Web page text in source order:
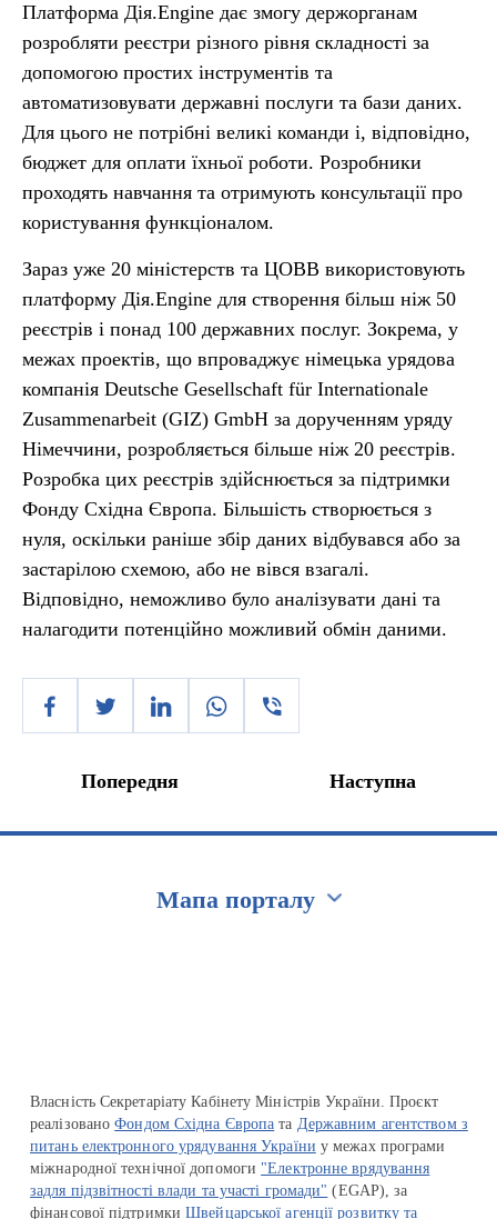
Платформа Дія.Engine дає змогу держорганам
розробляти реєстри різного рівня складності за
допомогою простих інструментів та
автоматизовувати державні послуги та бази даних.
Для цього не потрібні великі команди і, відповідно,
бюджет для оплати їхньої роботи. Розробники
проходять навчання та отримують консультації про
користування функціоналом.
Зараз уже 20 міністерств та ЦОВВ використовують
платформу Дія.Engine для створення більш ніж 50
реєстрів і понад 100 державних послуг. Зокрема, у
межах проектів, що впроваджує німецька урядова
компанія Deutsche Gesellschaft für Internationale
Zusammenarbeit (GIZ) GmbH за дорученням уряду
Німеччини, розробляється більше ніж 20 реєстрів.
Розробка цих реєстрів здійснюється за підтримки
Фонду Східна Європа. Більшість створюється з
нуля, оскільки раніше збір даних відбувався або за
застарілою схемою, або не вівся взагалі.
Відповідно, неможливо було аналізувати дані та
налагодити потенційно можливий обмін даними.
Попередня Наступна
Мапа порталу
Власність Секретаріату Кабінету Міністрів України. Проєкт
реалізованоФондом Східна Європа та Державним агентством з
питань електронного урядування України у межах програми
міжнародної технічної допомоги "Електронне врядування
задля підзвітності влади та участі громади" (EGAP), за
фінансової підтримкиШвейцарської агенції розвитку та